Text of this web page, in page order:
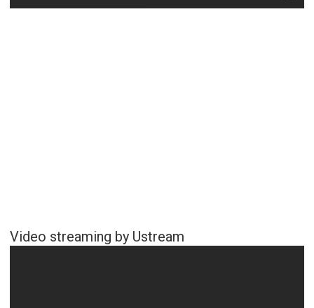
Video streaming by Ustream